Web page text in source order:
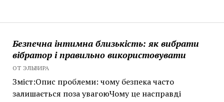
Безпечна інтимна близькість: як вибрати
вібратор і правильно використовувати
ОТ ЭЛЬВИРА
Зміст:Опис проблеми: чому безпека часто
залишається поза увагоюЧому це насправді